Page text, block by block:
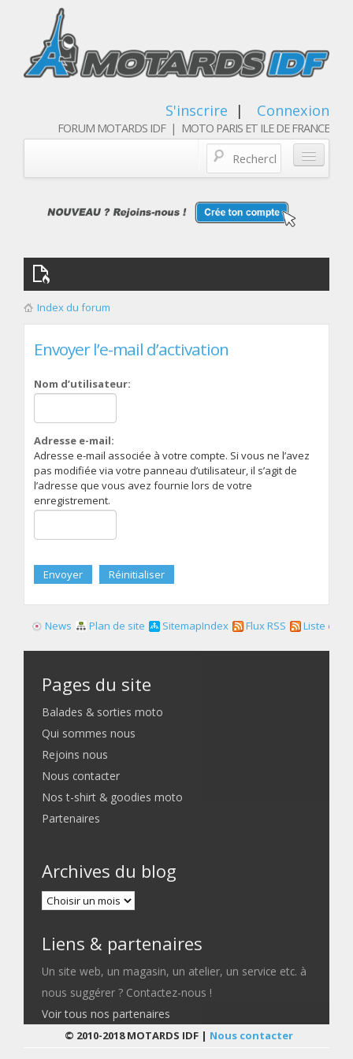
S'inscrire | Connexion
FORUM MOTARDS IDF | MOTO PARIS ET ILE DE FRANCE
Qui sommes nous
Les membres
Index du forum
Envoyer l’e-mail d’activation
Nom d’utilisateur:
Adresse e-mail:
Adresse e-mail associée à votre compte. Si vous ne l’avez
pas modifiée via votre panneau d’utilisateur, il s’agit de
l’adresse que vous avez fournie lors de votre
enregistrement.
News Plan de site SitemapIndex Flux RSS Liste des
Pages du site
Balades & sorties moto
Qui sommes nous
Rejoins nous
Nous contacter
Nos t-shirt & goodies moto
Partenaires
Archives du blog
Liens & partenaires
Un site web, un magasin, un atelier, un service etc. à
nous suggérer ? Contactez-nous !
Voir tous nos partenaires
© 2010-2018 MOTARDS IDF | Nous contacter